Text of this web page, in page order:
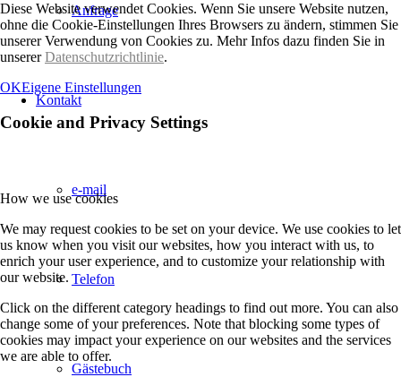
Anfrage
Kontakt
e-mail
Telefon
Gästebuch
Diese Website verwendet Cookies. Wenn Sie unsere Website nutzen,
ohne die Cookie-Einstellungen Ihres Browsers zu ändern, stimmen Sie
unserer Verwendung von Cookies zu. Mehr Infos dazu finden Sie in
unsererDatenschutzrichtlinie.
OKEigene Einstellungen
Cookie and Privacy Settings
How we use cookies
We may request cookies to be set on your device. We use cookies to let
us know when you visit our websites, how you interact with us, to
enrich your user experience, and to customize your relationship with
our website.
Click on the different category headings to find out more. You can also
change some of your preferences. Note that blocking some types of
cookies may impact your experience on our websites and the services
we are able to offer.